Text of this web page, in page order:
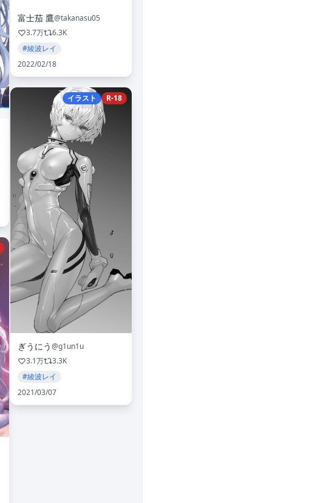
富士茄 鷹@takanasu05
3.7万
6.3K
#綾波レイ
2022/02/18
イラスト R-18
ぎうにう@g1un1u
3.1万
3.3K
#綾波レイ
2021/03/07